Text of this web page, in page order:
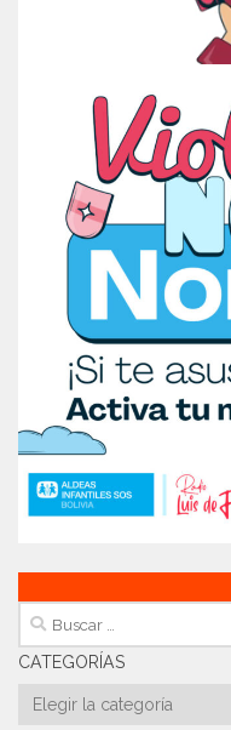
Buscar:
CATEGORÍAS
Categorías